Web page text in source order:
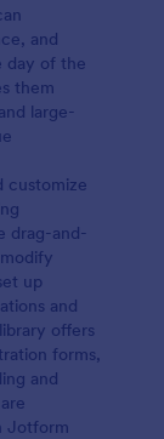
and
day of the
them
large-
customize
drag-and-
up
and
offers
forms,
and
Jotform